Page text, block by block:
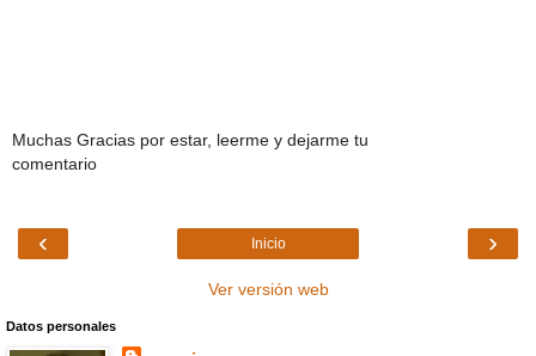
Muchas Gracias por estar, leerme y dejarme tu
comentario
‹ ›
Inicio
Ver versión web
Datos personales